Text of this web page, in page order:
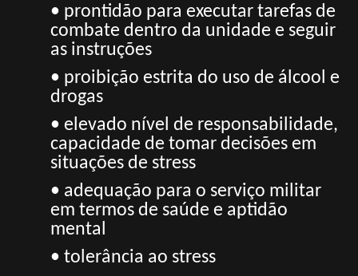
• prontidão para executar tarefas de
combate dentro da unidade e seguir
as instruções
• proibição estrita do uso de álcool e
drogas
• elevado nível de responsabilidade,
capacidade de tomar decisões em
situações de stress
• adequação para o serviço militar
em termos de saúde e aptidão
mental
• tolerância ao stress